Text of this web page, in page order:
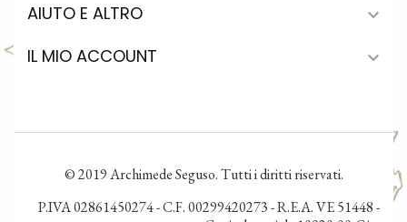
AIUTO E ALTRO 
IL MIO ACCOUNT 
© 2019 Archimede Seguso. Tutti i diritti riservati.
P.IVA 02861450274 - C.F. 00299420273 - R.E.A. VE 51448 -